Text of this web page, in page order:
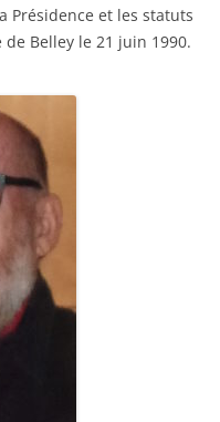
Présidence et les statuts
Belley le 21 juin 1990.